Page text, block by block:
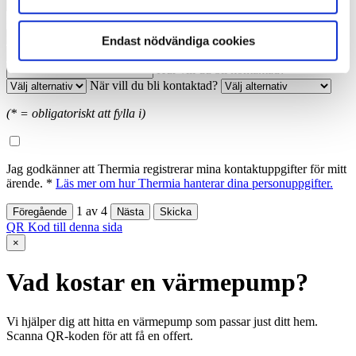
Endast nödvändiga cookies
Namn: *
Ort: *
Telefon dagtid: *
När vill du bli kontaktad?
(* = obligatoriskt att fylla i)
Jag godkänner att Thermia registrerar mina kontaktuppgifter för mitt
ärende. * Läs mer om hur Thermia hanterar dina personuppgifter.
1 av 4
QR Kod till denna sida
×
Vad kostar en värmepump?
Vi hjälper dig att hitta en värmepump som passar just ditt hem.
Scanna QR-koden för att få en offert.